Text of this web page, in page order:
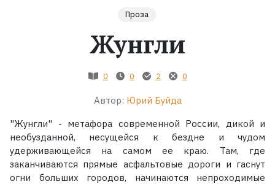
Проза
Жунгли
0 0 2 0
Автор: Юрий Буйда
"Жунгли" - метафора современной России, дикой и
необузданной, несущейся к бездне и чудом
удерживающейся на самом ее краю. Там, где
заканчиваются прямые асфальтовые дороги и гаснут
огни больших городов, начинаются непроходимые